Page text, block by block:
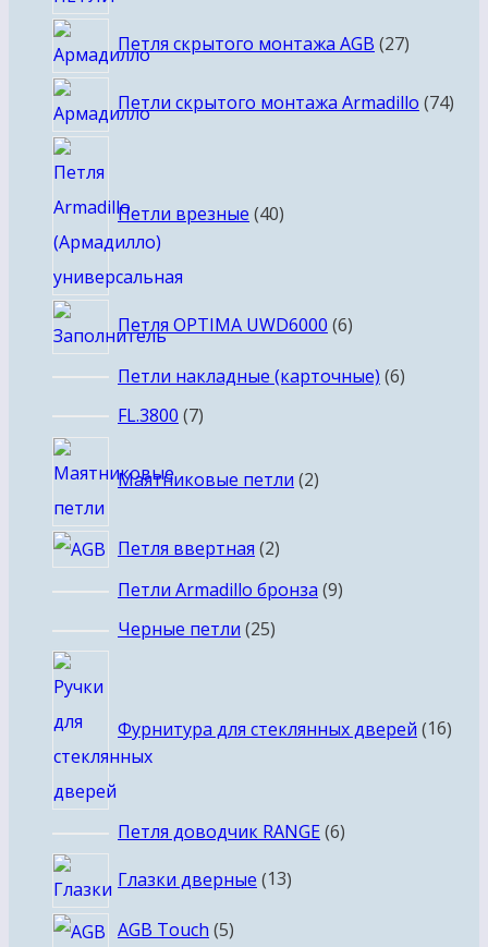
Петля скрытого монтажа AGB 2727
Петли скрытого монтажа Armadillo 7474
Петли врезные 40
Петля OPTIMA UWD6000 66
Петли накладные (карточные) 66
FL.3800 77
Маятниковые петли 2товара
Петля ввертная 22
товара
Петли Armadillo бронза 99
Черные петли 2525
Фурнитура для стеклянных дверей 16
Петля доводчик RANGE 66
Глазки дверные 1313
AGB Touch 55